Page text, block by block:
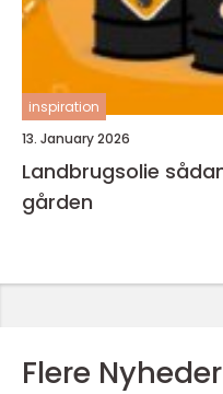
inspiration
13. January 2026
Landbrugsolie sådan vælger du rigtigt til
gården
Flere Nyheder